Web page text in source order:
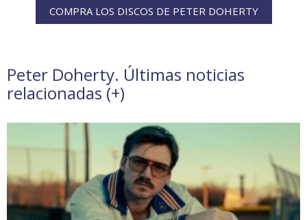
COMPRA LOS DISCOS DE PETER DOHERTY
Peter Doherty. Últimas noticias
relacionadas (+)